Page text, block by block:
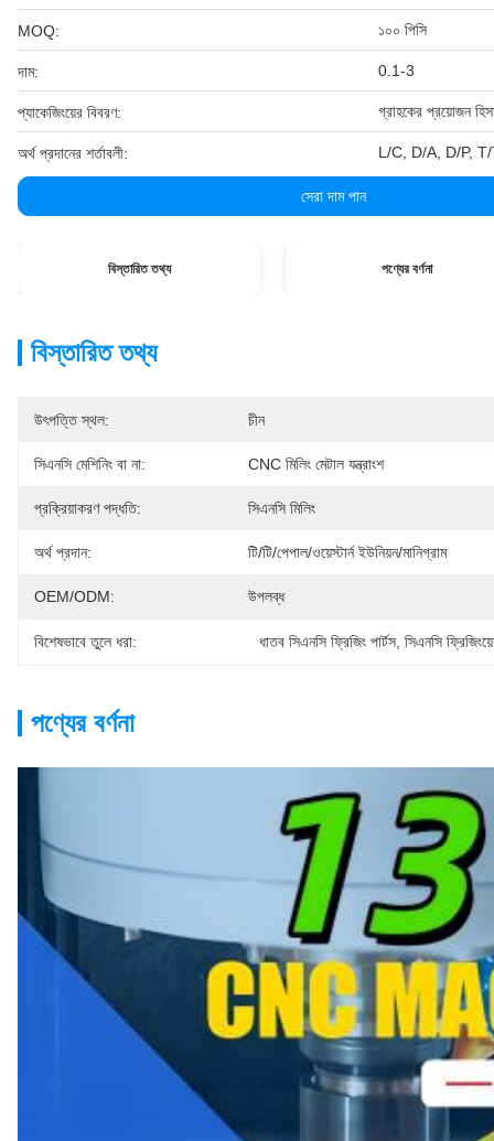
MOQ: ১০০ পিসি
দাম: 0.1-3
প্যাকেজিংয়ের বিবরণ: গ্রাহকের প্রয়োজন
অর্থ প্রদানের শর্তাবলী: L/C, D/A, D/P, T/T,
সেরা দাম পান
বিস্তারিত তথ্য পণ্যের বর্ণনা
বিস্তারিত তথ্য
উৎপত্তি স্থল: চীন
সিএনসি মেশিনিং বা না: CNC মিলিং মেটাল যন্ত্রাংশ
প্রক্রিয়াকরণ পদ্ধতি: সিএনসি মিলিং
অর্থ প্রদান: টি/টি/পেপাল/ওয়েস্টার্ন ইউনিয়ন/মানিগ্রাম
OEM/ODM: উপলব্ধ
বিশেষভাবে তুলে ধরা: ধাতব সিএনসি ফ্রিজিং পার্টস, সিএনসি
পণ্যের বর্ণনা